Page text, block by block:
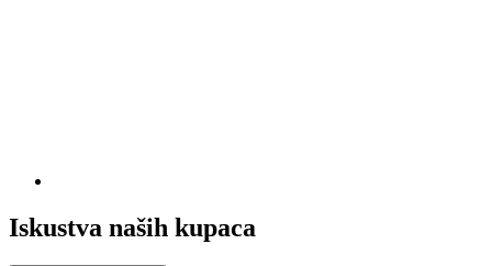
Iskustva naših kupaca